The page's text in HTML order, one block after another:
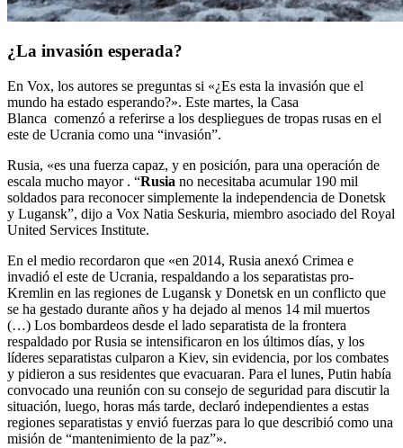
¿La invasión esperada?
En Vox, los autores se preguntas si «¿Es esta la invasión que el
mundo ha estado esperando?». Este martes, la Casa
Blanca comenzó a referirse a los despliegues de tropas rusas en el
este de Ucrania como una “invasión”.
Rusia, «es una fuerza capaz, y en posición, para una operación de
escala mucho mayor . “Rusia no necesitaba acumular 190 mil
soldados para reconocer simplemente la independencia de Donetsk
y Lugansk”, dijo a Vox Natia Seskuria, miembro asociado del Royal
United Services Institute.
En el medio recordaron que «en 2014, Rusia anexó Crimea e
invadió el este de Ucrania, respaldando a los separatistas pro-
Kremlin en las regiones de Lugansk y Donetsk en un conflicto que
se ha gestado durante años y ha dejado al menos 14 mil muertos
(…) Los bombardeos desde el lado separatista de la frontera
respaldado por Rusia se intensificaron en los últimos días, y los
líderes separatistas culparon a Kiev, sin evidencia, por los combates
y pidieron a sus residentes que evacuaran. Para el lunes, Putin había
convocado una reunión con su consejo de seguridad para discutir la
situación, luego, horas más tarde, declaró independientes a estas
regiones separatistas y envió fuerzas para lo que describió como una
misión de “mantenimiento de la paz”».